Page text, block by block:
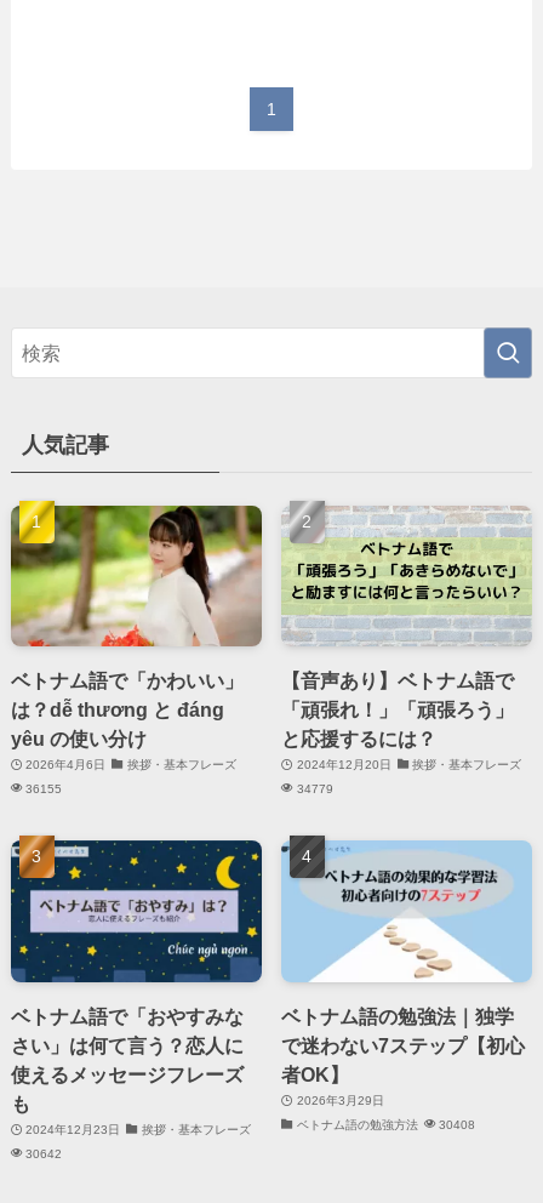
1
人気記事
ベトナム語で「かわいい」
は？dễ thương と đáng
yêu の使い分け
2026年4月6日
挨拶・基本フレーズ
36155
【音声あり】ベトナム語で
「頑張れ！」「頑張ろう」
と応援するには？
2024年12月20日
挨拶・基本フレーズ
34779
ベトナム語で「おやすみな
さい」は何て言う？恋人に
使えるメッセージフレーズ
も
2024年12月23日
挨拶・基本フレーズ
30642
ベトナム語の勉強法｜独学
で迷わない7ステップ【初心
者OK】
2026年3月29日
ベトナム語の勉強方法
30408